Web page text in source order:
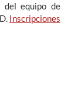
del equipo de
Inscripciones